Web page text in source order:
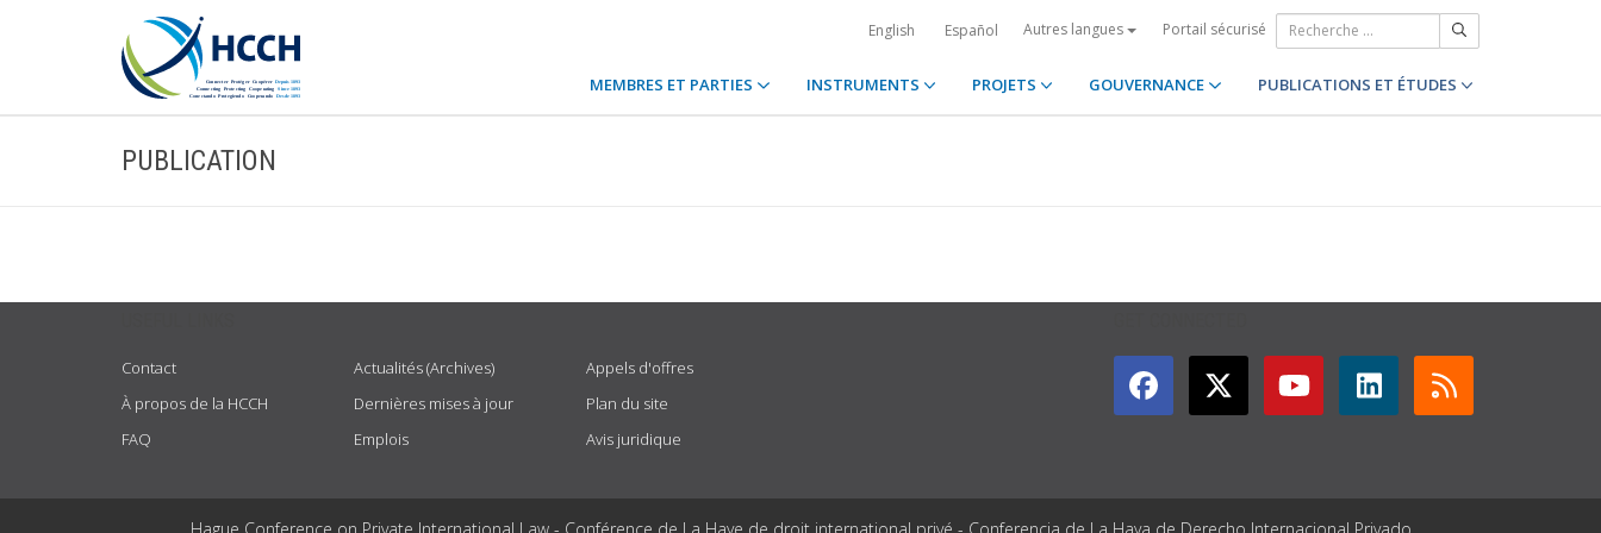
English Español Autres langues Portail sécurisé
MEMBRES ET PARTIES INSTRUMENTS PROJETS GOUVERNANCE PUBLICATIONS ET ÉTUDES
PUBLICATION
Contact
À propos de la HCCH
FAQ
Actualités (Archives)
Dernières mises à jour
Emplois
Appels d'offres
Plan du site
Avis juridique